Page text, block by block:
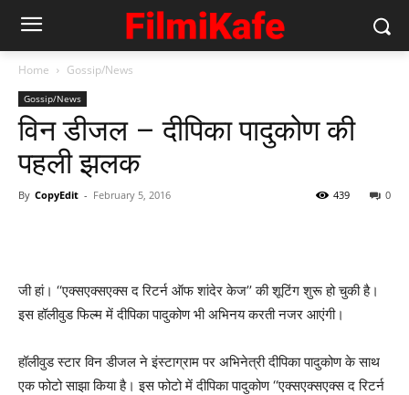
Home Gossip/News
Gossip/News
विन डीजल – दीपिका पादुकोण की
पहली झलक
By CopyEdit - February 5, 2016 0
439
जी हां। ‘‘एक्सएक्सएक्स द रिटर्न ऑफ शांदेर केज’’ की शूटिंग शुरू हो चुकी है।
इस हॉलीवुड फिल्‍म में दीपिका पादुकोण भी अभिनय करती नजर आएंगी।
हॉलीवुड स्टार विन डीजल ने इंस्‍टाग्राम पर अभिनेत्री दीपिका पादुकोण के साथ
एक फोटो साझा किया है। इस फोटो में दीपिका पादुकोण ‘‘एक्सएक्सएक्स द रिटर्न